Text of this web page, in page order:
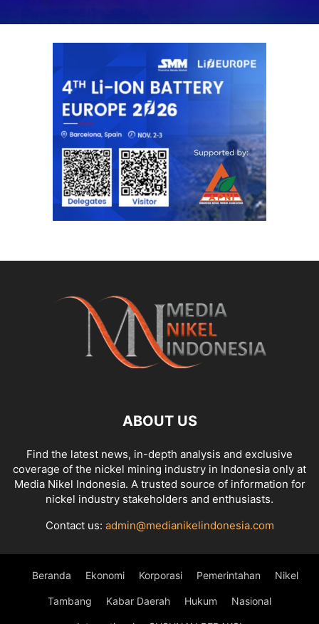
ABOUT US
Find the latest news, in-depth analysis and exclusive
coverage of the nickel mining industry in Indonesia only at
Media Nikel Indonesia. A trusted source of information for
nickel industry stakeholders and enthusiasts.
Contact us: admin@medianikelindonesia.com
Beranda Ekonomi Korporasi Pemerintahan Nikel
Tambang Kabar Daerah Hukum Nasional